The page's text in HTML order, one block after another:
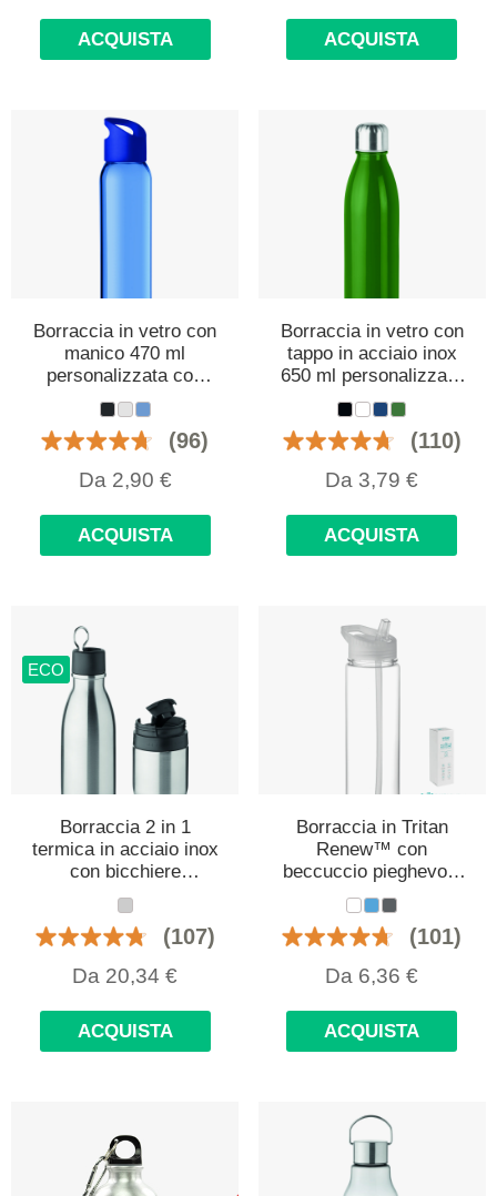
ACQUISTA ACQUISTA
Borraccia in vetro con
manico 470 ml
personalizzata con
logo
(96)
Da 2,90 €
ACQUISTA
Borraccia in vetro con
tappo in acciaio inox
650 ml personalizzata
con logo
(110)
Da 3,79 €
ACQUISTA
ECO
Borraccia 2 in 1
termica in acciaio inox
con bicchiere
incorporato 500 ml
personalizzata con
logo
(107)
Da 20,34 €
ACQUISTA
Borraccia in Tritan
Renew™ con
beccuccio pieghevole
650 ml personalizzata
con logo
(101)
Da 6,36 €
ACQUISTA